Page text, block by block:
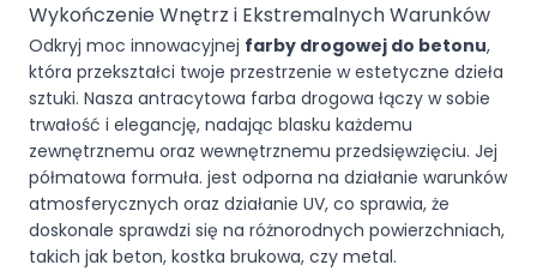
Wykończenie Wnętrz i Ekstremalnych Warunków
Odkryj moc innowacyjnej farby drogowej do betonu,
która przekształci twoje przestrzenie w estetyczne dzieła
sztuki. Nasza antracytowa farba drogowa łączy w sobie
trwałość i elegancję, nadając blasku każdemu
zewnętrznemu oraz wewnętrznemu przedsięwzięciu. Jej
półmatowa formuła. jest odporna na działanie warunków
atmosferycznych oraz działanie UV, co sprawia, że
doskonale sprawdzi się na różnorodnych powierzchniach,
takich jak beton, kostka brukowa, czy metal.